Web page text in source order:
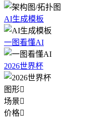
AI生成模板
一图看懂AI
2026世界杯
图形
场景
价格